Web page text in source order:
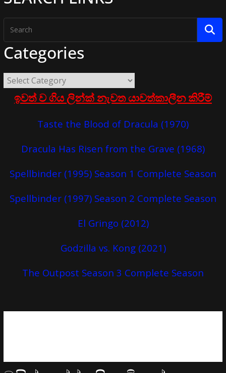
Categories
ඉවත් ව ගිය ලින්ක් නැවත යාවත්කාලීන කිරීම්
Taste the Blood of Dracula (1970)
Dracula Has Risen from the Grave (1968)
Spellbinder (1995) Season 1 Complete Season
Spellbinder (1997) Season 2 Complete Season
El Gringo (2012)
Godzilla vs. Kong (2021)
The Outpost Season 3 Complete Season